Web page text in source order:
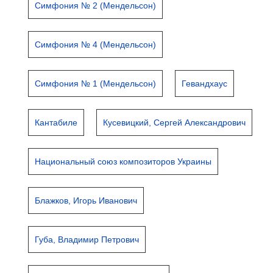
Симфония № 2 (Мендельсон)
Симфония № 4 (Мендельсон)
Симфония № 1 (Мендельсон) Гевандхаус
Кантабиле Кусевицкий, Сергей Александрович
Национальный союз композиторов Украины
Блажков, Игорь Иванович
Губа, Владимир Петрович